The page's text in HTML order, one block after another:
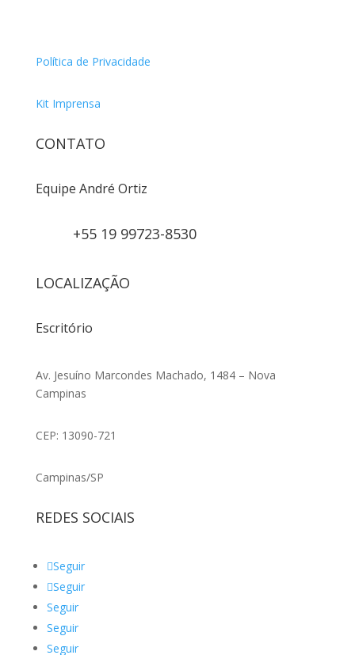
Política de Privacidade
Kit Imprensa
CONTATO
Equipe André Ortiz
+55 19 99723-8530
LOCALIZAÇÃO
Escritório
Av. Jesuíno Marcondes Machado, 1484 – Nova
Campinas
CEP: 13090-721
Campinas/SP
REDES SOCIAIS
Seguir
Seguir
Seguir
Seguir
Seguir